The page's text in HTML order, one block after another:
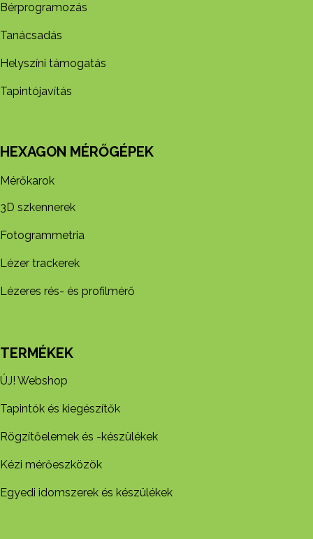
Bérprogramozás
Tanácsadás
Helyszíni támogatás
Tapintójavítás
HEXAGON MÉRŐGÉPEK
Mérőkarok
3D szkennerek
Fotogrammetria
Lézer trackerek
Lézeres rés- és profilmérő
TERMÉKEK
ÚJ! Webshop
Tapintók és kiegészítők
Rögzítőelemek és -készül​ékek
Kézi mérőeszközök
Egyedi idomszerek és készülékek